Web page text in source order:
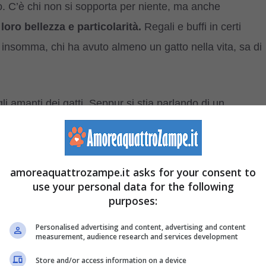
chi non si sopporta per niente, ma anche
bellezza e particolarità. Regali e buffi in certi
chi ha avuto almeno un gatto nella vita, sa di
amanti dei gatti. Seppur si stia parlando di un
ogni giorno più volteper sopravvivere, poiché
ha delleesigenze che ne determinano il
a noi, i suoi padroni.
spesso col nostro gatto
amoreaquattrozampe.it asks for your consent to
use your personal data for the following
purposes:
Personalised advertising and content, advertising and content
measurement, audience research and services development
Store and/or access information on a device